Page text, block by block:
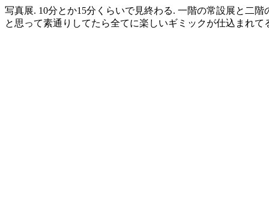
写真展. 10分とか15分くらいで見終わる. 一階の常設展と二
と思って素通りしてたら全てに楽しいギミックが仕込まれ